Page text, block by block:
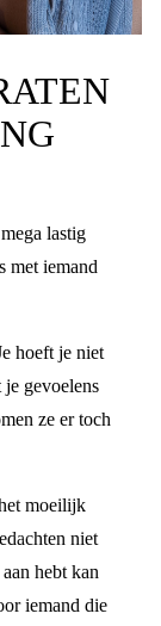
lastig
met iemand
hoeft je niet
gevoelens
ze er toch
moeilijk
niet
hebt kan
iemand die